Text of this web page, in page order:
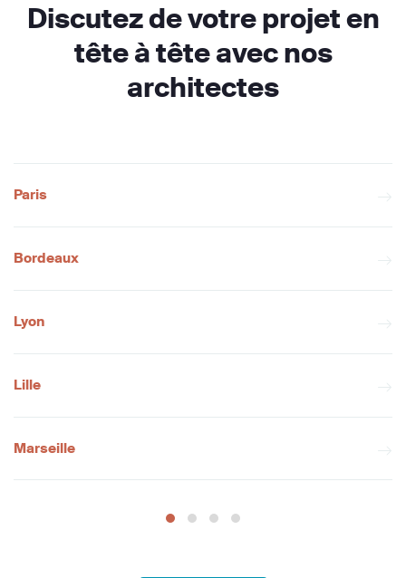
Discutez de votre projet en
tête à tête avec nos
architectes
Paris
Bordeaux
Lyon
Lille
Marseille